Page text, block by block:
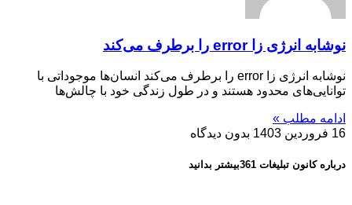
نوشابه انرژی زا error را برطرف می‌کند
نوشابه انرژی زا error را برطرف می‌کند انسان‌ها موجوداتی با
توانایی‌های محدود هستند و در طول زندگی خود با چالش‌ها
ادامه مطلب »
16 فروردین 1403
بدون دیدگاه
درباره کانون تبلیغات 361بیشتر بدانید